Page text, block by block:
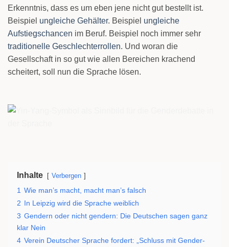
Erkenntnis, dass es um eben jene nicht gut bestellt ist.
Beispiel ungleiche Gehälter. Beispiel ungleiche
Aufstiegschancen im Beruf. Beispiel noch immer sehr
traditionelle Geschlechterrollen. Und woran die
Gesellschaft in so gut wie allen Bereichen krachend
scheitert, soll nun die Sprache lösen.
Inhalte Verbergen
1 Wie man’s macht, macht man’s falsch
2 In Leipzig wird die Sprache weiblich
3 Gendern oder nicht gendern: Die Deutschen sagen ganz
klar Nein
4 Verein Deutscher Sprache fordert: „Schluss mit Gender-